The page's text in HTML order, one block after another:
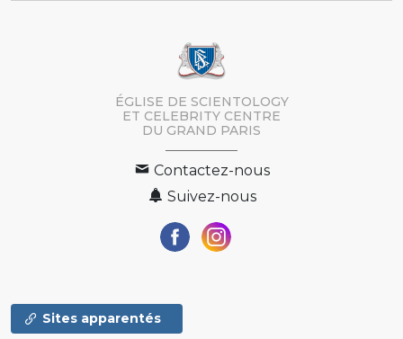
ÉGLISE DE SCIENTOLOGY
ET CELEBRITY CENTRE
DU GRAND PARIS
Contactez-nous
Suivez-nous
Sites apparentés